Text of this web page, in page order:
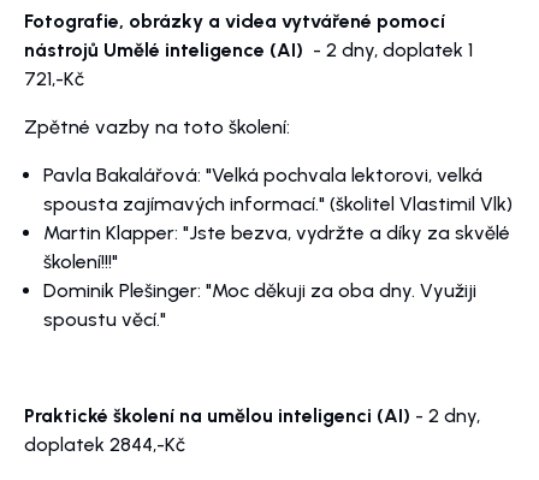
Fotografie, obrázky a videa vytvářené pomocí
nástrojů Umělé inteligence (AI) - 2 dny, doplatek 1
721,-Kč
Zpětné vazby na toto školení:
Pavla Bakalářová: "Velká pochvala lektorovi, velká
spousta zajímavých informací." (školitel Vlastimil Vlk)
Martin Klapper: "Jste bezva, vydržte a díky za skvělé
školení!!!"
Dominik Plešinger: "Moc děkuji za oba dny. Využiji
spoustu věcí."
Praktické školení na umělou inteligenci (AI) - 2 dny,
doplatek 2844,-Kč